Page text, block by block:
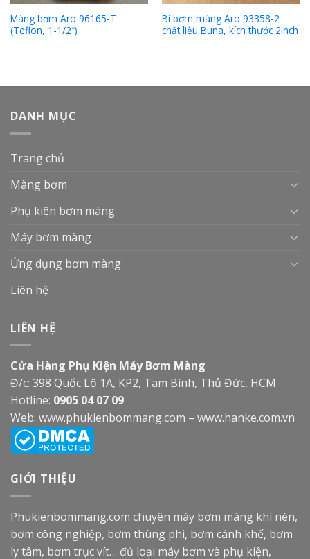
Màng bơm Aro 96165-T
(Teflon, 1-1/2″)
Bi bơm màng Aro 93358-2
chất liệu Buna, kích thước 2inch
DANH MỤC
Trang chủ
Màng bơm
Phụ kiện bơm màng
Máy bơm màng
Ứng dụng bơm màng
Liên hệ
LIÊN HỆ
Cửa Hàng Phụ Kiện Máy Bơm Màng
Đ/c: 398 Quốc Lộ 1A, KP2, Tam Bình, Thủ Đức, HCM
Hotline: 0905 04 07 09
Web: www.phukienbommang.com – www.hanke.com.vn
GIỚI THIỆU
Phukienbommang.com chuyên máy bơm màng khí nén,
bơm công nghiệp, bơm thùng phi, bơm cánh khế, bơm
ly tâm, bơm trục vít… đủ loại máy bơm và phụ kiện,